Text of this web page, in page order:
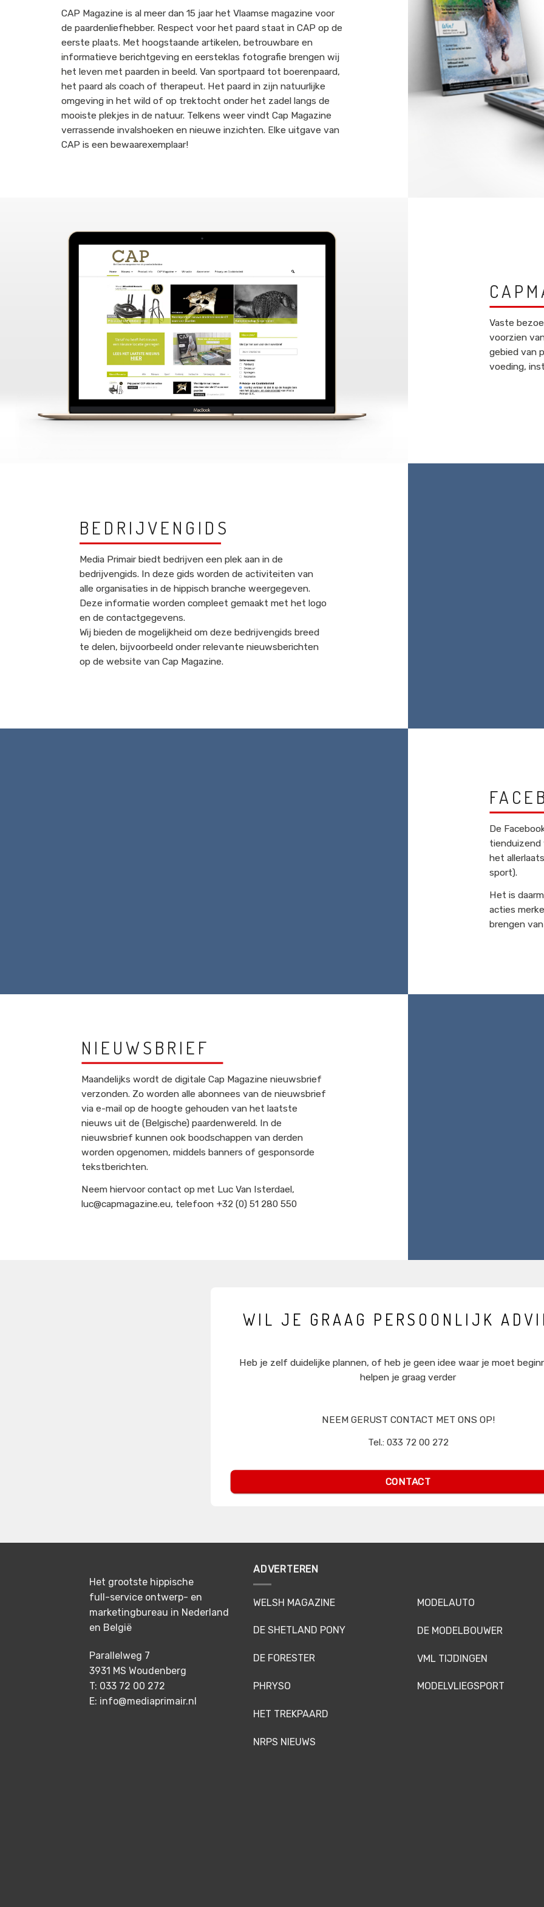
CAP Magazine is al meer dan 15 jaar het Vlaamse magazine voor
de paardenliefhebber. Respect voor het paard staat in CAP op de
eerste plaats. Met hoogstaande artikelen, betrouwbare en
informatieve berichtgeving en eersteklas fotografie brengen wij
het leven met paarden in beeld. Van sportpaard tot boerenpaard,
het paard als coach of therapeut. Het paard in zijn natuurlijke
omgeving in het wild of op trektocht onder het zadel langs de
mooiste plekjes in de natuur. Telkens weer vindt Cap Magazine
verrassende invalshoeken en nieuwe inzichten. Elke uitgave van
CAP is een bewaarexemplaar!
Vaste
voorzien
gebied van
voeding,
BEDRIJVENGIDS
Media Primair biedt bedrijven een plek aan in de
bedrijvengids. In deze gids worden de activiteiten van
alle organisaties in de hippisch branche weergegeven.
Deze informatie worden compleet gemaakt met het logo
en de contactgegevens.
Wij bieden de mogelijkheid om deze bedrijvengids breed
te delen, bijvoorbeeld onder relevante nieuwsberichten
op de website van Cap Magazine.
De
tienduizend
het
sport).
Het is
acties
brengen
NIEUWSBRIEF
Maandelijks wordt de digitale Cap Magazine nieuwsbrief
verzonden. Zo worden alle abonnees van de nieuwsbrief
via e-mail op de hoogte gehouden van het laatste
nieuws uit de (Belgische) paardenwereld. In de
nieuwsbrief kunnen ook boodschappen van derden
worden opgenomen, middels banners of gesponsorde
tekstberichten.
Neem hiervoor contact op met Luc Van Isterdael,
luc@capmagazine.eu, telefoon +32 (0) 51 280 550
WIL JE GRAAG PERSOONLIJK
Heb je zelf duidelijke plannen, of heb je geen idee waar je moet
helpen je graag verder
NEEM GERUST CONTACT MET ONS OP!
Tel.: 033 72 00 272
CONTACT
Het grootste hippische
full-service ontwerp- en
marketingbureau in Nederland
en België
Parallelweg 7
3931 MS Woudenberg
T: 033 72 00 272
E: info@mediaprimair.nl
ADVERTEREN
WELSH MAGAZINE
DE SHETLAND PONY
DE FORESTER
PHRYSO
HET TREKPAARD
NRPS NIEUWS
MODELAUTO
DE MODELBOUWER
VML TIJDINGEN
MODELVLIEGSPORT